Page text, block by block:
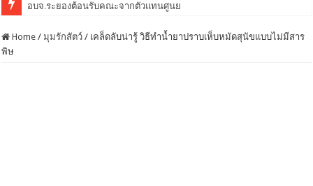
อบจ.ระยองต้อนรับคณะจากตัวแทนศูนย์ธุรกิจจีน – อาเซียน (CABC)
Home / มุมรักสัตว์ / เคล็ดลับน่ารู้ วิธีทำน้ำยาปราบเห็บหมัดสุนัขแบบไม่มีสาร
พิษ